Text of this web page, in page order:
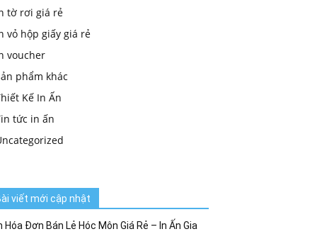
tờ rơi giá rẻ
vỏ hộp giấy giá rẻ
voucher
phẩm khác
Kế In Ấn
tức in ấn
viết mới cập nhật
Hóa Đơn Bán Lẻ Hóc Môn Giá Rẻ – In Ấn Gia